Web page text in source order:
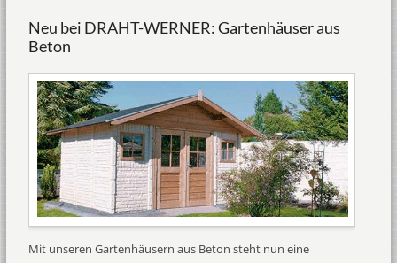
Neu bei DRAHT-WERNER: Gartenhäuser aus
Beton
Mit unseren Gartenhäusern aus Beton steht nun eine